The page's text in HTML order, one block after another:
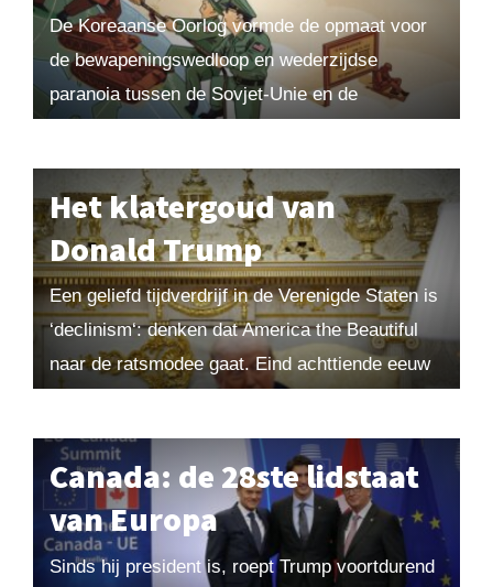
De Koreaanse Oorlog vormde de opmaat voor
de bewapeningswedloop en wederzijdse
paranoia tussen de Sovjet-Unie en de
Het klatergoud van
Donald Trump
Een geliefd tijdverdrijf in de Verenigde Staten is
‘declinism‘: denken dat America the Beautiful
naar de ratsmodee gaat. Eind achttiende eeuw
Canada: de 28ste lidstaat
van Europa
Sinds hij president is, roept Trump voortdurend